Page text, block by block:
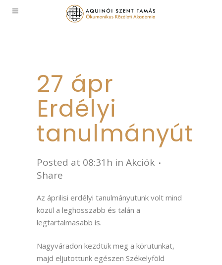
27 ápr
Erdélyi
tanulmányút
Posted at 08:31h in Akciók
Share
Az áprilisi erdélyi tanulmányutunk volt mind
közül a leghosszabb és talán a
legtartalmasabb is.
Nagyváradon kezdtük meg a körutunkat,
majd eljutottunk egészen Székelyföld